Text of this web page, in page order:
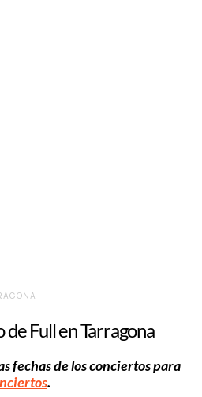
Full en Tarragona
fechas de los conciertos para
.